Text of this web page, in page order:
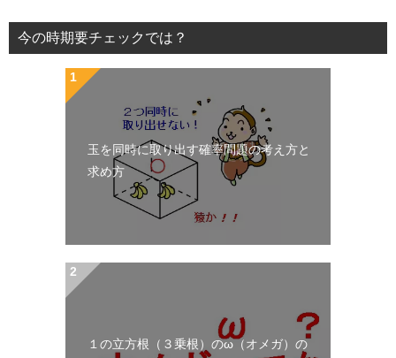
今の時期要チェックでは？
玉を同時に取り出す確率問題の考え方と
求め方
１の立方根（３乗根）のω（オメガ）の